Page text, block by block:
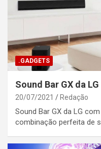
.GADGETS
Sound Bar GX da
20/07/2021 Redação
Sound Bar GX da LG
combinação perfeita de